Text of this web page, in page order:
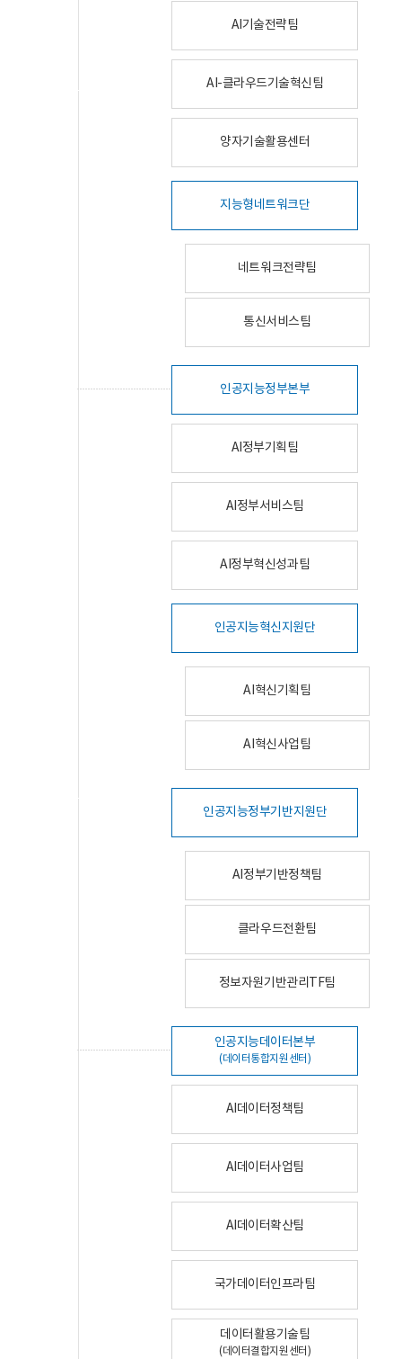
AI기술전략팀
AI-클라우드기술혁신팀
양자기술활용센터
지능형네트워크단
네트워크전략팀
통신서비스팀
인공지능정부본부
AI정부기획팀
AI정부서비스팀
AI정부혁신성과팀
인공지능혁신지원단
AI혁신기획팀
AI혁신사업팀
인공지능정부기반지원단
AI정부기반정책팀
클라우드전환팀
정보자원기반관리TF팀
인공지능데이터본부
(데이터통합지원센터)
AI데이터정책팀
AI데이터사업팀
AI데이터확산팀
국가데이터인프라팀
데이터활용기술팀
(데이터결합지원센터)